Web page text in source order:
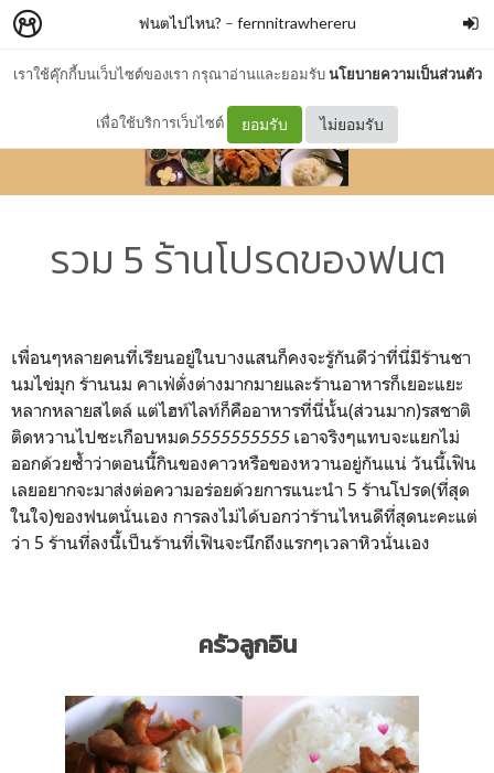
เราใช้คุ๊กกี้บนเว็บไซต์ของเรา กรุณาอ่านและยอมรับนโยบายความเป็นส่วนตัว
เพื่อใช้บริการเว็บไซต์ ยอมรับ ไม่ยอมรับ
ฟนตไปไหน? – fernnitrawhereru
รวม 5 ร้านโปรดของฟนต
เพื่อนๆหลายคนที่เรียนอยู่ในบางแสนก็คงจะรู้กันดีว่าที่นี่มีร้านชา
นมไข่มุก ร้านนม คาเฟ่ตั่งต่างมากมายและร้านอาหารก็เยอะแยะ
หลากหลายสไตล์ แต่ไฮท์ไลท์ก็คืออาหารที่นี่นั้น(ส่วนมาก)รสชาติ
ติดหวานไปซะเกือบหมด5555555555เอาจริงๆแทบจะแยกไม่
ออกด้วยซ้ำว่าตอนนี้กินของคาวหรือของหวานอยู่กันแน่ วันนี้เฟิน
เลยอยากจะมาส่งต่อความอร่อยด้วยการแนะนำ 5 ร้านโปรด(ที่สุด
ในใจ)ของฟนตนั่นเอง การลงไม่ได้บอกว่าร้านไหนดีที่สุดนะคะแต่
ว่า 5 ร้านที่ลงนี้เป็นร้านที่เฟินจะนึกถึงแรกๆเวลาหิวนั่นเอง
ครัวลูกอิน